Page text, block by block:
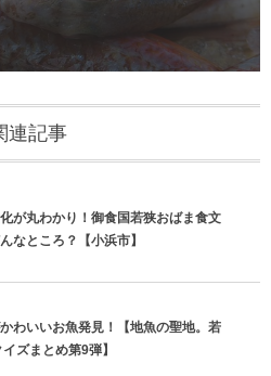
連記事
が丸わかり！御食国若狭おばま食文
なところ？【小浜市】
わいいお魚発見！【地魚の聖地。若
ズまとめ第9弾】